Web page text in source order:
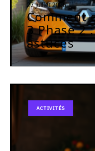
27 juillet 2026
Comment
3 Phase 2
astuces
ACTIVITÉS